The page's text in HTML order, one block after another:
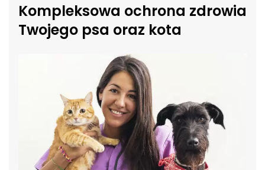
Kompleksowa ochrona zdrowia
Twojego psa oraz kota